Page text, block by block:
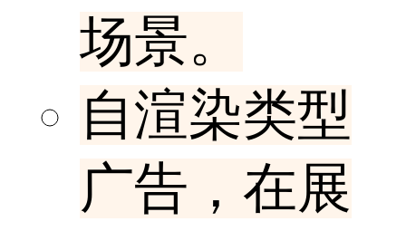
场景。
自渲染类型
广告，在展